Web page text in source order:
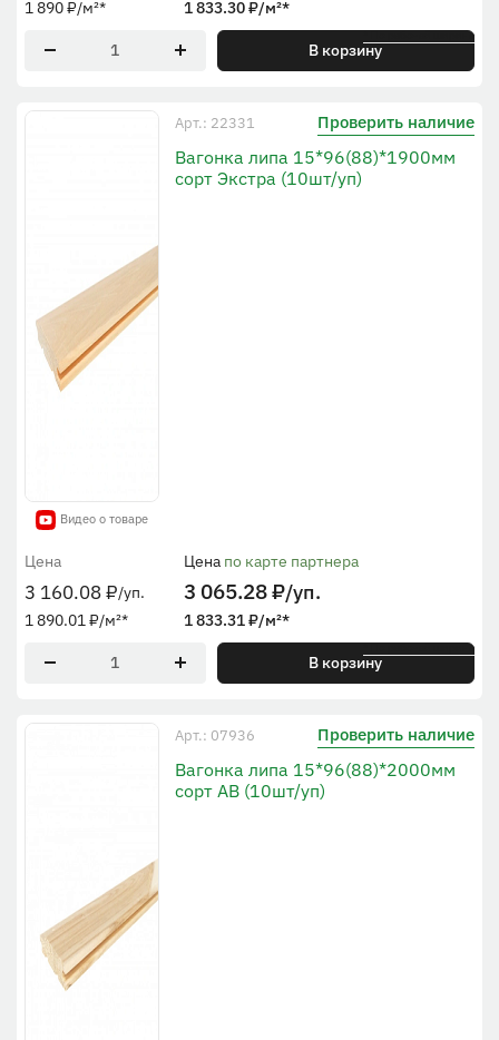
1 890₽/м²* 1 833.30₽/м²*
* По рабочей ширине
В корзину
Видео о товаре
Арт.: 22331 Проверить наличие
Вагонка липа 15*96(88)*1900мм
сорт Экстра (10шт/уп)
Цена
3 160.08₽/уп.
1 890.01₽/м²*
Цена по карте партнера
3 065.28₽/уп.
1 833.31₽/м²*
* По рабочей ширине
В корзину
Арт.: 07936 Проверить наличие
Вагонка липа 15*96(88)*2000мм
сорт АВ (10шт/уп)